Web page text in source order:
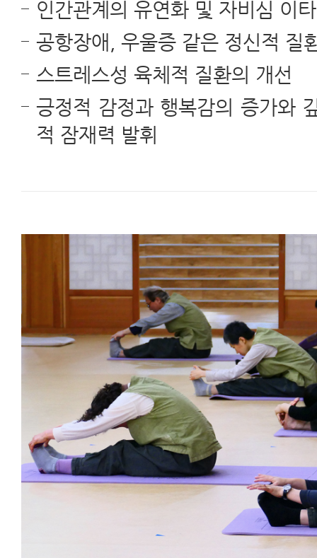
인간관계의 유연화 및 자비심 이
공항장애, 우울증 같은 정신적 질
스트레스성 육체적 질환의 개선
긍정적 감정과 행복감의 증가와
적 잠재력 발휘